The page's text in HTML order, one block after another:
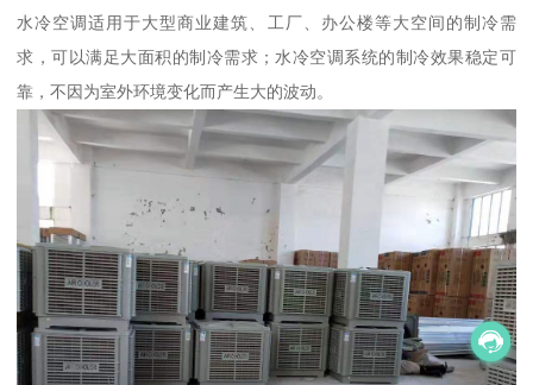
水冷空调适用于大型商业建筑、工厂、办公楼等大空间的制冷需
求，可以满足大面积的制冷需求；水冷空调系统的制冷效果稳定可
靠，不因为室外环境变化而产生大的波动。